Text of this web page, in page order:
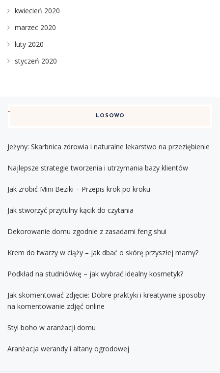
kwiecień 2020
marzec 2020
luty 2020
styczeń 2020
LOSOWO
Jeżyny: Skarbnica zdrowia i naturalne lekarstwo na przeziębienie
Najlepsze strategie tworzenia i utrzymania bazy klientów
Jak zrobić Mini Beziki – Przepis krok po kroku
Jak stworzyć przytulny kącik do czytania
Dekorowanie domu zgodnie z zasadami feng shui
Krem do twarzy w ciąży – jak dbać o skórę przyszłej mamy?
Podkład na studniówkę – jak wybrać idealny kosmetyk?
Jak skomentować zdjęcie: Dobre praktyki i kreatywne sposoby
na komentowanie zdjęć online
Styl boho w aranżacji domu
Aranżacja werandy i altany ogrodowej